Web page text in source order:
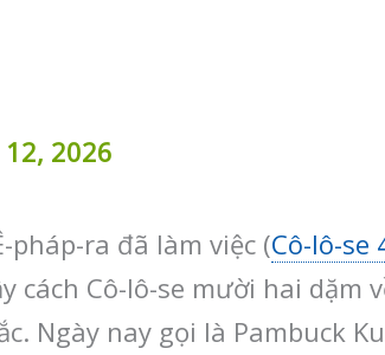
2026
ra đã làm việc (Cô-lô-se
Cô-lô-se mười hai dặm
Ngày nay gọi là Pambuck